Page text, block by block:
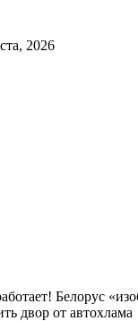
2026
Белорус
двор от автохлама